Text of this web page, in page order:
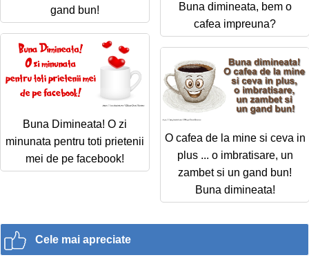
gand bun!
Buna dimineata, bem o
cafea impreuna?
Buna Dimineata! O zi
minunata pentru toti prietenii
mei de pe facebook!
O cafea de la mine si ceva in
plus ... o imbratisare, un
zambet si un gand bun!
Buna dimineata!
Cele mai apreciate